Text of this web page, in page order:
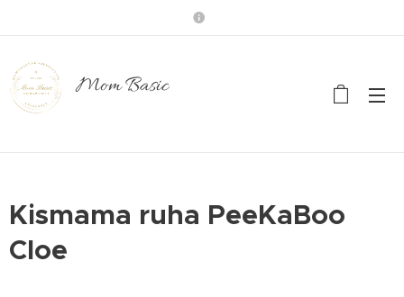
Mom Basic
Kismama ruha PeeKaBoo
Cloe